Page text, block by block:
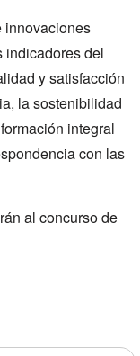
innovaciones
indicadores del
y satisfacción
la sostenibilidad
integral
con las
al concurso de